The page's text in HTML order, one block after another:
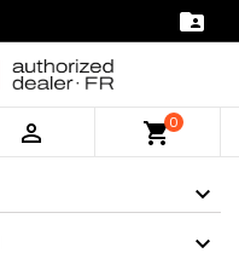

 shopping_cart0